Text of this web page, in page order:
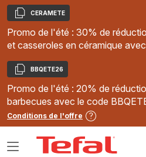
Copier
CERAMETE
Promo de l'été : 30% de
et casseroles en céramique
Copier
BBQETE26
Promo de l'été : 20% de
barbecues avec le code
Conditions de l'offre
Ouvrir